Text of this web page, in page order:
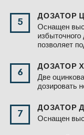
5
ДОЗАТОР
Оснащен
позволяет
6
ДОЗАТОР
Две
дозировать
7
ДОЗАТОР
Оснащен